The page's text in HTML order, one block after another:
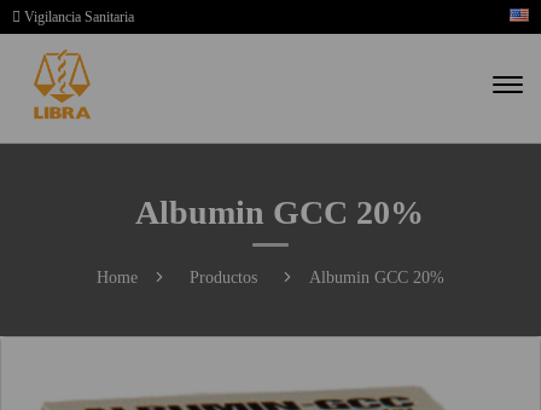
Vigilancia Sanitaria
Albumin GCC 20%
Home Productos Albumin GCC 20%